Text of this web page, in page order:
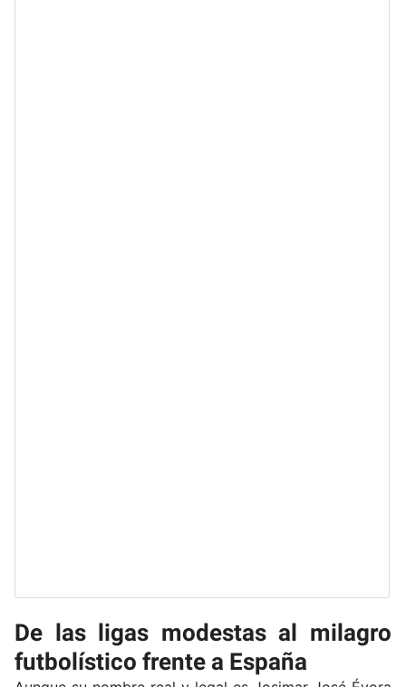
De las ligas modestas al milagro
futbolístico frente a España